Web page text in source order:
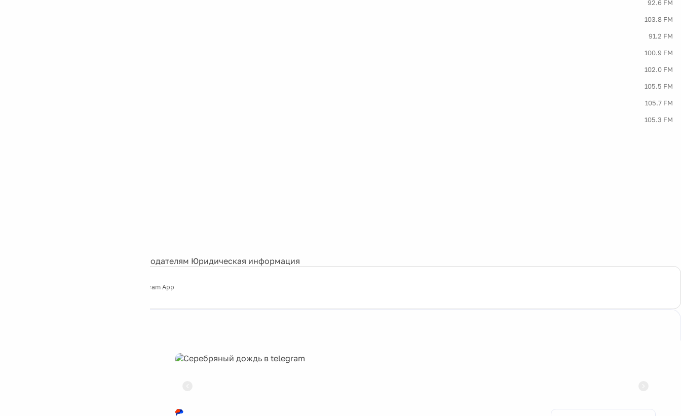
92.6 FM
103.8 FM
91.2 FM
100.9 FM
102.0 FM
105.5 FM
105.7 FM
105.3 FM
Рекламодателям Юридическая информация
Telegram App